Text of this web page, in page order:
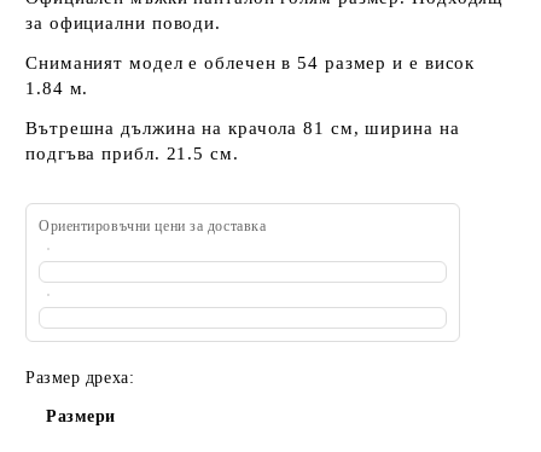
за официални поводи.
Сниманият модел е облечен в 54 размер и е висок
1.84 м.
Вътрешна дължина на крачола 81 см, ширина на
подгъва прибл. 21.5 см.
Ориентировъчни цени за доставка
Размер дреха:
Размери